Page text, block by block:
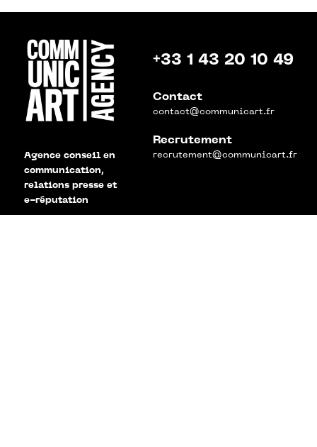
Agence conseil en
communication,
relations presse et
e-réputation
+33 1 43 20 10 49
Contact
contact@communicart.fr
Recrutement
recrutement@communicart.fr